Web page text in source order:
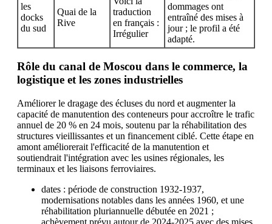
les
docks
du sud
Quai de la
Rive
traduction
en français :
Irrégulier
dommages ont
entraîné des mises à
jour ; le profil a été
adapté.
Rôle du canal de Moscou dans le commerce, la
logistique et les zones industrielles
Améliorer le dragage des écluses du nord et augmenter la
capacité de manutention des conteneurs pour accroître le trafic
annuel de 20 % en 24 mois, soutenu par la réhabilitation des
structures vieillissantes et un financement ciblé. Cette étape en
amont améliorerait l'efficacité de la manutention et
soutiendrait l'intégration avec les usines régionales, les
terminaux et les liaisons ferroviaires.
dates : période de construction 1932-1937,
modernisations notables dans les années 1960, et une
réhabilitation pluriannuelle débutée en 2021 ;
achèvement prévu autour de 2024-2025 avec des mises